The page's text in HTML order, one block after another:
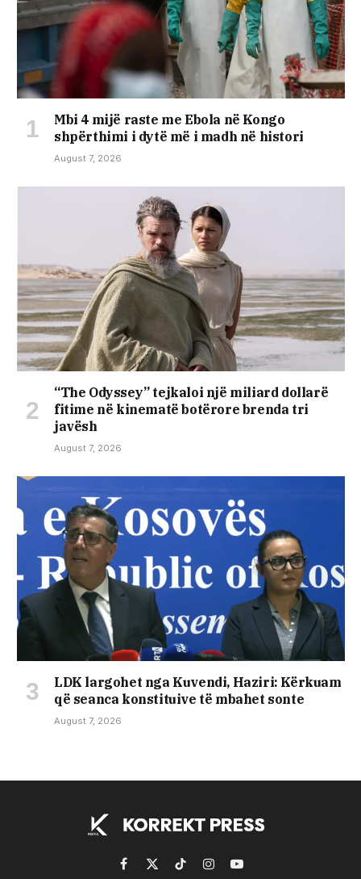
Mbi 4 mijë raste me Ebola në Kongo
shpërthimi i dytë më i madh në histori
August 7, 2026
“The Odyssey” tejkaloi një miliard dollarë
fitime në kinematë botërore brenda tri
javësh
August 7, 2026
LDK largohet nga Kuvendi, Haziri: Kërkuam
që seanca konstituive të mbahet sonte
August 7, 2026
Facebook
X
TikTokInstagramYouTube